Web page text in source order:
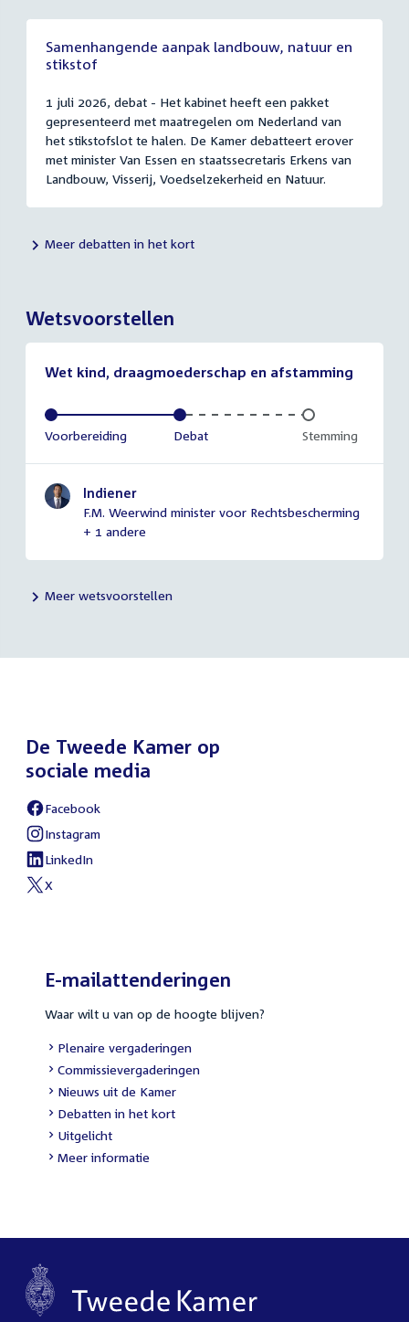
Samenhangende aanpak landbouw, natuur en
stikstof
1 juli 2026, debat - Het kabinet heeft een pakket
gepresenteerd met maatregelen om Nederland van
het stikstofslot te halen. De Kamer debatteert erover
met minister Van Essen en staatssecretaris Erkens van
Landbouw, Visserij, Voedselzekerheid en Natuur.
Meer debatten in het kort
Wetsvoorstellen
Wet kind, draagmoederschap en afstamming
Voltooid:
Voorbereiding Voltooid:
Debat Onvoltooid:
Stemming
Indiener
F.M. Weerwind minister voor Rechtsbescherming
+ 1 andere
Meer wetsvoorstellen
De Tweede Kamer op
sociale media
External
link:
Facebook
External
link:
Instagram
External
link:
LinkedIn
External
X
E-mailattenderingen
Waar wilt u van op de hoogte blijven?
External
link:
Plenaire vergaderingen
External
link:
Commissievergaderingen
External
link:
Nieuws uit de Kamer
External
link:
Debatten in het kort
External
link:
Uitgelicht
Meer informatie